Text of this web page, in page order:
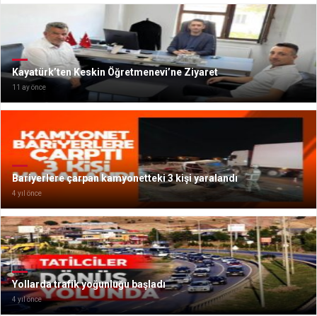
Kayatürk’ten Keskin Öğretmenevi’ne Ziyaret
11 ay önce
Bariyerlere çarpan kamyonetteki 3 kişi yaralandı
4 yıl önce
Yollarda trafik yoğunluğu başladı
4 yıl önce